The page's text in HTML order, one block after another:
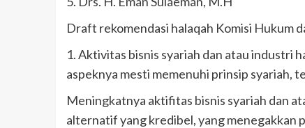
Draft rekomendasi halaqah Komisi Hukum
1. Aktivitas bisnis syariah dan atau industri
aspeknya mesti memenuhi prinsip syariah,
Meningkatnya aktifitas bisnis syariah dan
alternatif yang kredibel, yang menegakkan